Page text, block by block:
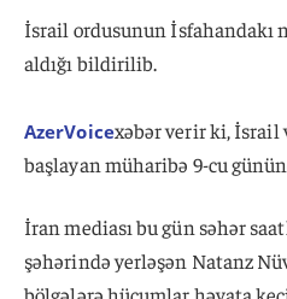
İsrail ordusunun İsfahandakı
aldığı bildirilib.
AzerVoicexəbər verir ki, İsrail
başlayan müharibə 9-cu
İran mediası bu gün səhər
şəhərində yerləşən Natanz
bölgələrə hücumlar həyata